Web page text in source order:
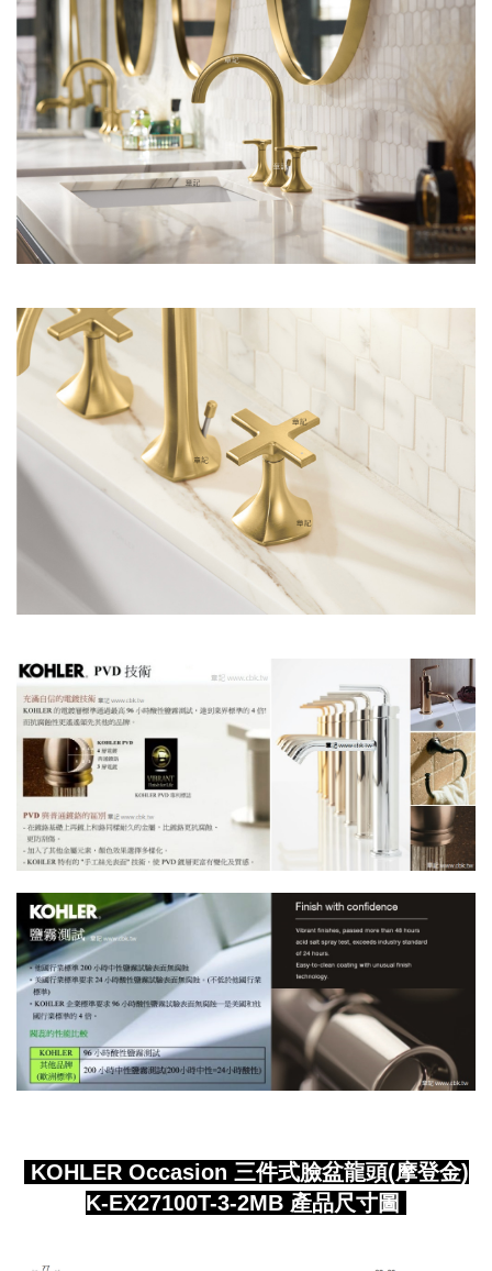
KOHLER Occasion 三件式臉盆龍頭(摩登金)
K-EX27100T-3-2MB 產品尺寸圖